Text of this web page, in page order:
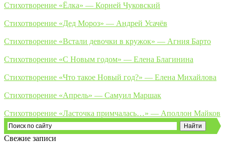
Стихотворение «Ёлка» — Корней Чуковский
Стихотворение «Дед Мороз» — Андрей Усачёв
Стихотворение «Встали девочки в кружок» — Агния Барто
Стихотворение «С Новым годом» — Елена Благинина
Стихотворение «Что такое Новый год?» — Елена Михайлова
Стихотворение «Апрель» — Самуил Маршак
Стихотворение «Ласточка примчалась…» — Аполлон Майков
Свежие записи